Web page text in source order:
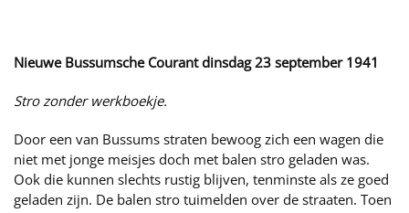
Nieuwe Bussumsche Courant dinsdag 23 september 1941
Stro zonder werkboekje.
Door een van Bussums straten bewoog zich een wagen die
niet met jonge meisjes doch met balen stro geladen was.
Ook die kunnen slechts rustig blijven, tenminste als ze goed
geladen zijn. De balen stro tuimelden over de straaten. Toen